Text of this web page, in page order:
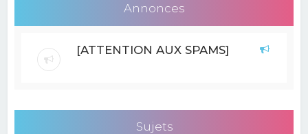
Annonces
[ATTENTION AUX SPAMS]
Sujets